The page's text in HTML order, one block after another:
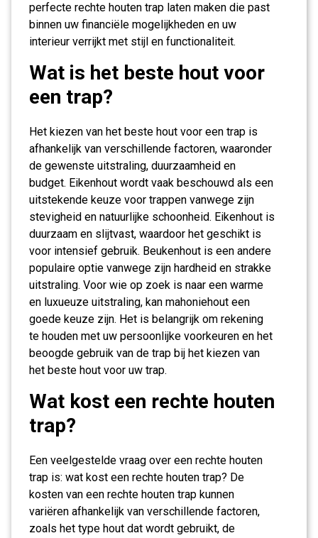
perfecte rechte houten trap laten maken die past
binnen uw financiële mogelijkheden en uw
interieur verrijkt met stijl en functionaliteit.
Wat is het beste hout voor
een trap?
Het kiezen van het beste hout voor een trap is
afhankelijk van verschillende factoren, waaronder
de gewenste uitstraling, duurzaamheid en
budget. Eikenhout wordt vaak beschouwd als een
uitstekende keuze voor trappen vanwege zijn
stevigheid en natuurlijke schoonheid. Eikenhout is
duurzaam en slijtvast, waardoor het geschikt is
voor intensief gebruik. Beukenhout is een andere
populaire optie vanwege zijn hardheid en strakke
uitstraling. Voor wie op zoek is naar een warme
en luxueuze uitstraling, kan mahoniehout een
goede keuze zijn. Het is belangrijk om rekening
te houden met uw persoonlijke voorkeuren en het
beoogde gebruik van de trap bij het kiezen van
het beste hout voor uw trap.
Wat kost een rechte houten
trap?
Een veelgestelde vraag over een rechte houten
trap is: wat kost een rechte houten trap? De
kosten van een rechte houten trap kunnen
variëren afhankelijk van verschillende factoren,
zoals het type hout dat wordt gebruikt, de